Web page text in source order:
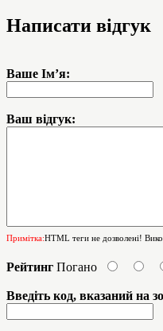
Написати відгук
Ваше Ім’я:
Ваш відгук:
Примітка:HTML теги не дозволені!
Рейтинг Погано
Введіть код, вказаний на